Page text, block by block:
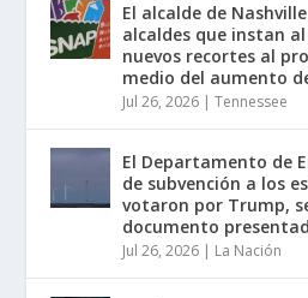
El alcalde de
alcaldes que instan
nuevos recortes al
medio del aumento
Jul 26, 2026 |Tennessee
El Departamento de
de subvención a los
votaron por Trump,
documento
Jul 26, 2026 | La Nación